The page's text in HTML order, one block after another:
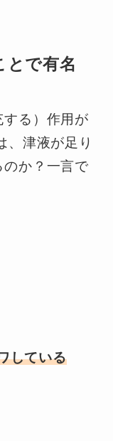
とで有名
る）作用が
、津液が足り
か？一言で
している